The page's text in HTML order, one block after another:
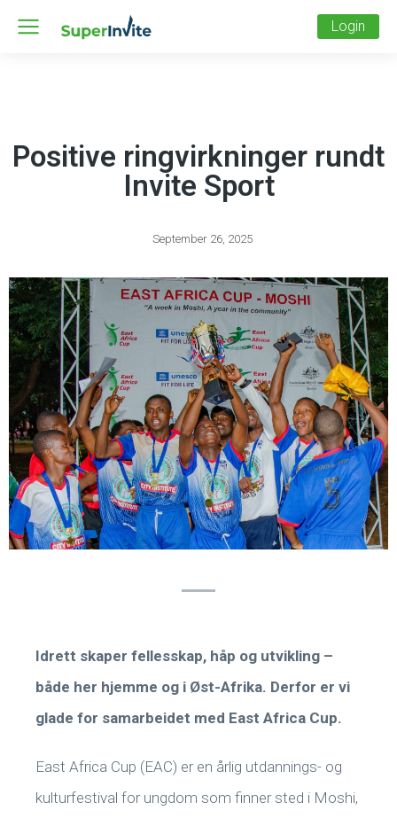
Login
Positive ringvirkninger rundt
Invite Sport
September 26, 2025
Idrett skaper fellesskap, håp og utvikling –
både her hjemme og i Øst-Afrika. Derfor er vi
glade for samarbeidet med East Africa Cup.
East Africa Cup (EAC) er en årlig utdannings- og
kulturfestival for ungdom som finner sted i Moshi,